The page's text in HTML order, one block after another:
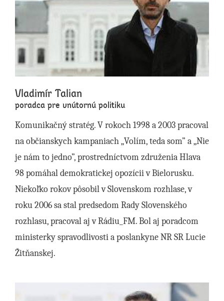
Vladimír Talian
poradca pre vnútornú politiku
Komunikačný stratég. V rokoch 1998 a 2003 pracoval
na občianskych kampaniach „Volím, teda som” a „Nie
je nám to jedno”, prostredníctvom združenia Hlava
98 pomáhal demokratickej opozícii v Bielorusku.
Niekoľko rokov pôsobil v Slovenskom rozhlase, v
roku 2006 sa stal predsedom Rady Slovenského
rozhlasu, pracoval aj v Rádiu_FM. Bol aj poradcom
ministerky spravodlivosti a poslankyne NR SR Lucie
Žitňanskej.